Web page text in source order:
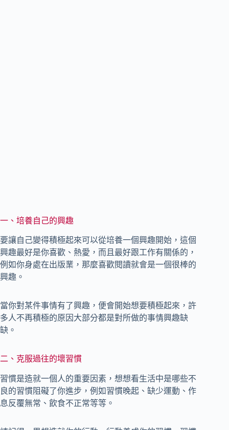
一、培養自己的興趣
要讓自己變得積極起來可以從培養一個興趣開始，這個
興趣最好是你喜歡、熱愛，而且最好跟工作有關係的，
例如你身處在出版業，那麼喜歡閱讀就會是一個很棒的
興趣。
當你對某件事情有了興趣，便會開始想要積極起來，許
多人不再積極的原因大部分都是對所做的事情興趣缺
缺。
二、克服過往的壞習慣
習慣是造就一個人的重要因素，想想看生活中是哪些不
良的習慣阻礙了你進步，例如習慣晚起、缺少運動、作
息反覆無常、飲食不正常等等。